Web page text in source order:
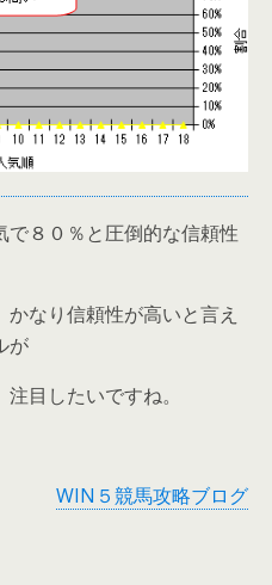
で８０％と圧倒的な信頼性
なり信頼性が高いと言え
が
目したいですね。
WIN５競馬攻略ブログ